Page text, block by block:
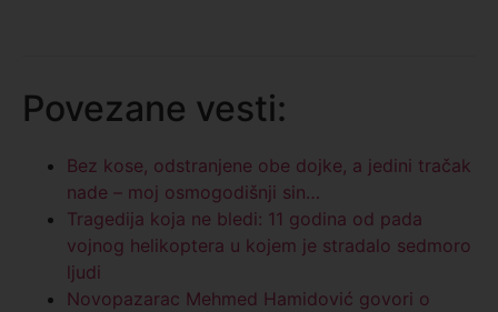
Povezane vesti:
Bez kose, odstranjene obe dojke, a jedini tračak
nade – moj osmogodišnji sin…
Tragedija koja ne bledi: 11 godina od pada
vojnog helikoptera u kojem je stradalo sedmoro
ljudi
Novopazarac Mehmed Hamidović govori o